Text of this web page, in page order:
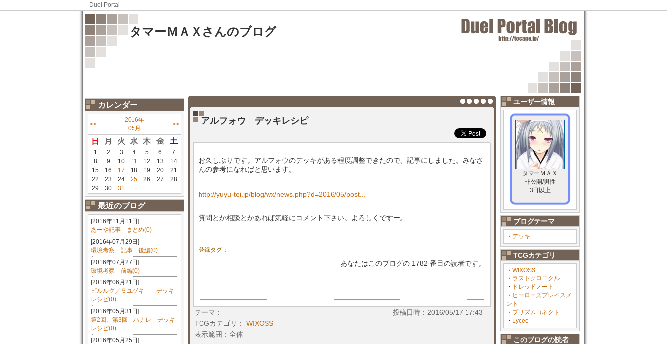
Duel Portal
タマーＭＡＸさんのブログ
カレンダー
<<
2016年
05月
>>
日 月 火 水 木 金 土
1 2 3 4 5 6
7
8
9 10 11 12 13
14
15
16 17 18 19 20
21
22
23 24 25 26 27
28
29
30 31
最近のブログ
[2016年11月11日]
あーや記事 まとめ(0)
[2016年07月29日]
環境考察 記事 後編(0)
[2016年07月27日]
環境考察 前編(0)
[2016年06月21日]
ピルルク／５ユヅキ デッキ
レシピ(0)
[2016年05月31日]
第2回、第3回 ハナレ デッキ
レシピ(0)
[2016年05月25日]
ユーザー情報
タマーＭＡＸ
非公開/男性
3日以上
ブログテーマ
・ デッキ
TCGカテゴリ
・ WIXOSS
・ ラストクロニクル
・
ドレッドノート
・ ヒーローズプレイスメ
ント
・ プリズムコネクト
・ Lycee
このブログの読者
アルフォウ デッキレシピ
お久しぶりです。アルフォウのデッキがある程度調整できたので、記事にしました。みなさ
んの参考になればと思います。
http://yuyu-tei.jp/blog/wx/news.php?d=2016/05/post...
質問とか相談とかあれば気軽にコメント下さい。よろしくですー。
登録タグ：
あなたはこのブログの 1782 番目の読者です。
テーマ：
投稿日時：2016/05/17 17:43
TCGカテゴリ： WIXOSS
表示範囲：全体